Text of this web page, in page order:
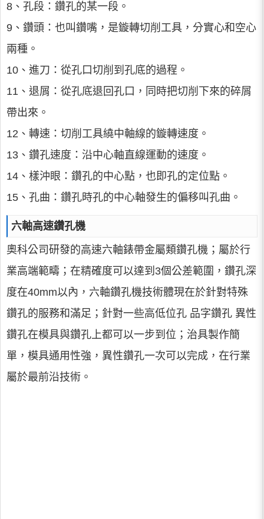
8、孔段：鑽孔的某一段。
9、鑽頭：也叫鑽嘴，是鏇轉切削工具，分實心和空心
兩種。
10、進刀：從孔口切削到孔底的過程。
11、退屑：從孔底退回孔口，同時把切削下來的碎屑
帶出來。
12、轉速：切削工具繞中軸線的鏇轉速度。
13、鑽孔速度：沿中心軸直線運動的速度。
14、樣沖眼：鑽孔的中心點，也即孔的定位點。
15、孔曲：鑽孔時孔的中心軸發生的偏移叫孔曲。
六軸高速鑽孔機
奧科公司研發的高速六軸錶帶金屬類鑽孔機；屬於行
業高端範疇；在精確度可以達到3個公差範圍，鑽孔深
度在40mm以內，六軸鑽孔機技術體現在於針對特殊
鑽孔的服務和滿足；針對一些高低位孔 品字鑽孔 異性
鑽孔在模具與鑽孔上都可以一步到位；治具製作簡
單，模具通用性強，異性鑽孔一次可以完成，在行業
屬於最前沿技術。